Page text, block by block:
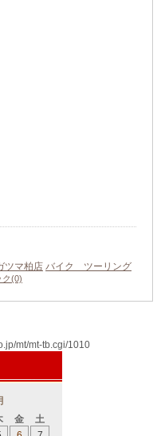
ツマ柏店 バイク ツーリング
ク(0)
mt/mt-tb.cgi/1010
金
土